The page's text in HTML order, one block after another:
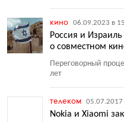
кино 06.09.2023 в
Россия и
о совместном
Переговорный
лет
телеком 05.07.2017
Nokia и Xiaomi